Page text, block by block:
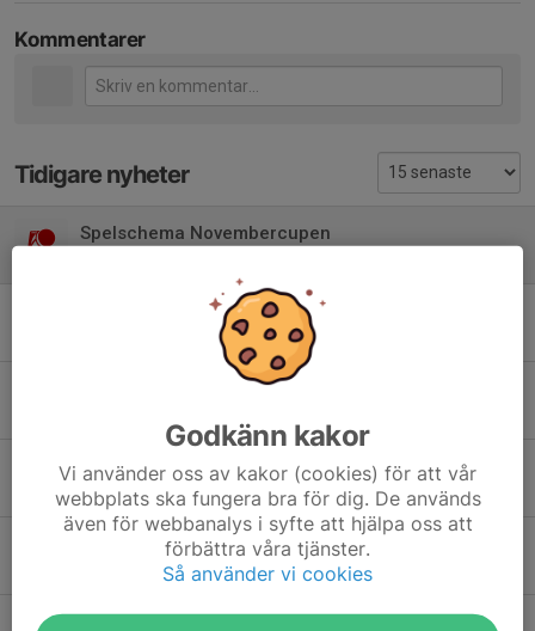
Kommentarer
Tidigare nyheter
Spelschema Novembercupen
Novembercupen söndag 9 november 2025
23 okt 2023 0
Spelschema för Novembercupen 2022
12 nov 2022 1
Novembercupen 2022
Godkänn kakor
Vi använder oss av kakor (cookies) för att vår
webbplats ska fungera bra för dig. De används
även för webbanalys i syfte att hjälpa oss att
förbättra våra tjänster.
Så använder vi cookies